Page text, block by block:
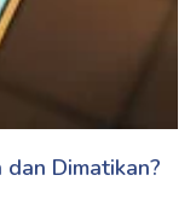
Dimatikan?